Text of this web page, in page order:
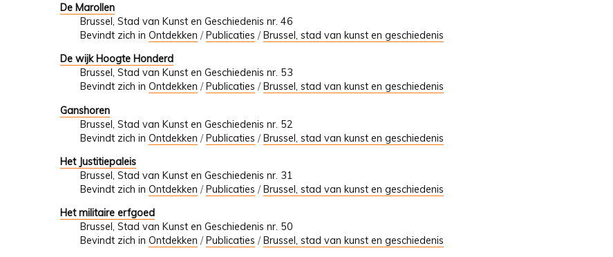
De Marollen
Brussel, Stad van Kunst en Geschiedenis nr. 46
Bevindt zich in Ontdekken /Publicaties /Brussel, stad van kunst en geschiedenis
De wijk Hoogte Honderd
Brussel, Stad van Kunst en Geschiedenis nr. 53
Bevindt zich in Ontdekken /Publicaties /Brussel, stad van kunst en geschiedenis
Ganshoren
Brussel, Stad van Kunst en Geschiedenis nr. 52
Bevindt zich in Ontdekken /Publicaties /Brussel, stad van kunst en geschiedenis
Het Justitiepaleis
Brussel, Stad van Kunst en Geschiedenis nr. 31
Bevindt zich in Ontdekken /Publicaties /Brussel, stad van kunst en geschiedenis
Het militaire erfgoed
Brussel, Stad van Kunst en Geschiedenis nr. 50
Bevindt zich in Ontdekken / Publicaties / Brussel, stad van kunst en geschiedenis